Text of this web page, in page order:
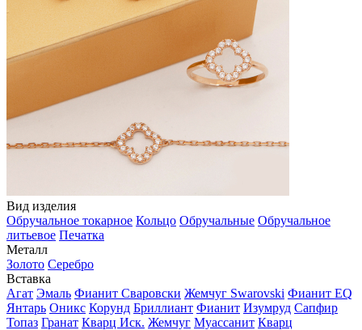
Вид изделия
Обручальное токарное Кольцо Обручальные Обручальное
литьевое Печатка
Металл
Золото Серебро
Вставка
Агат Эмаль Фианит Сваровски Жемчуг Swarovski Фианит EQ
Янтарь Оникс Корунд Бриллиант Фианит Изумруд Сапфир
Топаз Гранат Кварц Иск. Жемчуг Муассанит Кварц